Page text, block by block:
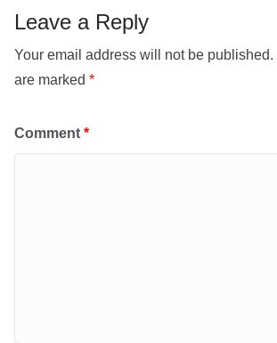
k
Leave a Reply
Your email address will not be published.
are marked *
Comment *